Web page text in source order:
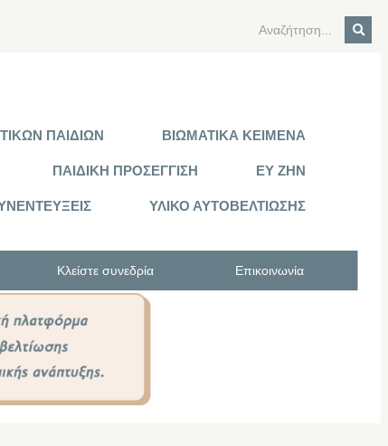
ΠΑΙΔΙΩΝ ΒΙΩΜΑΤΙΚΑ ΚΕΙΜΕΝΑ
ΠΑΙΔΙΚΗ ΠΡΟΣΕΓΓΙΣΗ ΕΥ ΖΗΝ
ΥΛΙΚΟ ΑΥΤΟΒΕΛΤΙΩΣΗΣ
Κλείστε συνεδρία Επικοινωνία